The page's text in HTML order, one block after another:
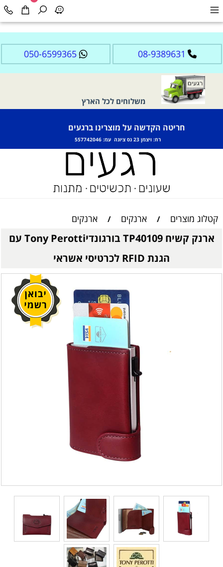
08-9389631
050-6599365
משלוחים לכל הארץ
חריטה הקדשה על מוצרינו ברגעים
רח: ויצמן 23 נס ציונה עמ: 557742046
קטלוג מוצרים / ארנקים / ארנקים
ארנק קשיח TP40109 בורגונדיTony Perotti עם
הגנת RFID לכרטיסי אשראי